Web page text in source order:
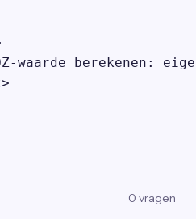
waarde berekenen:
0 vragen